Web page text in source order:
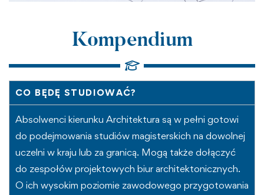
Kompendium
CO BĘDĘ STUDIOWAĆ?
Absolwenci kierunku Architektura są w pełni gotowi
do podejmowania studiów magisterskich na dowolnej
uczelni w kraju lub za granicą. Mogą także dołączyć
do zespołów projektowych biur architektonicznych.
O ich wysokim poziomie zawodowego przygotowania